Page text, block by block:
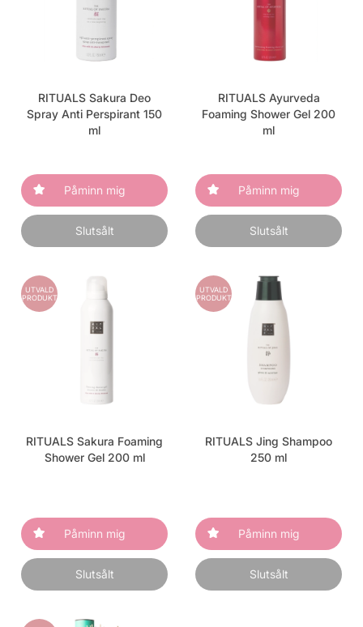
RITUALS Sakura Deo
Spray Anti Perspirant 150
ml
Påminn mig
Slutsålt
RITUALS Ayurveda
Foaming Shower Gel 200
ml
Påminn mig
Slutsålt
UTVALD
PRODUKT
RITUALS Sakura Foaming
Shower Gel 200 ml
Påminn mig
Slutsålt
UTVALD
PRODUKT
RITUALS Jing Shampoo
250 ml
Påminn mig
Slutsålt